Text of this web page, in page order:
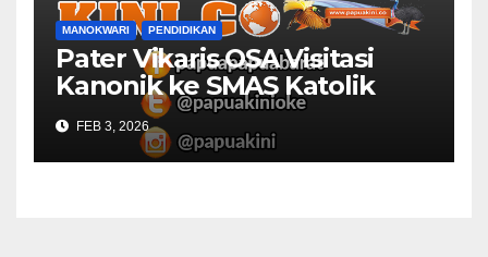
MANOKWARI PENDIDIKAN
Pater Vikaris OSA Visitasi
Kanonik ke SMAS Katolik
Villanova Manokwari
FEB 3, 2026